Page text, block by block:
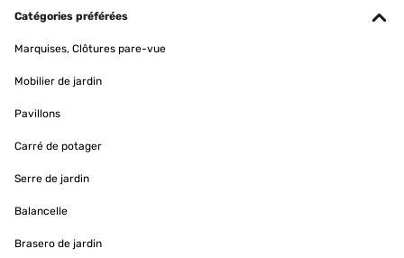
balcon !Livrée en deux cartons dissociés à deux jours d’intervalle.
Les chaises bistrot ont également été achetées sur Amazon.
Utilisateur d'Amazon
Traduire
Excellent table. Heavy quality, lovely marble top. Really
black, ...so we simply painted it to our preferred colour. Well worth
Amazon user
Catégories préférées
Marquises, Clôtures pare-vue
Mobilier de jardin
Pavillons
Carré de potager
Serre de jardin
Balancelle
Brasero de jardin